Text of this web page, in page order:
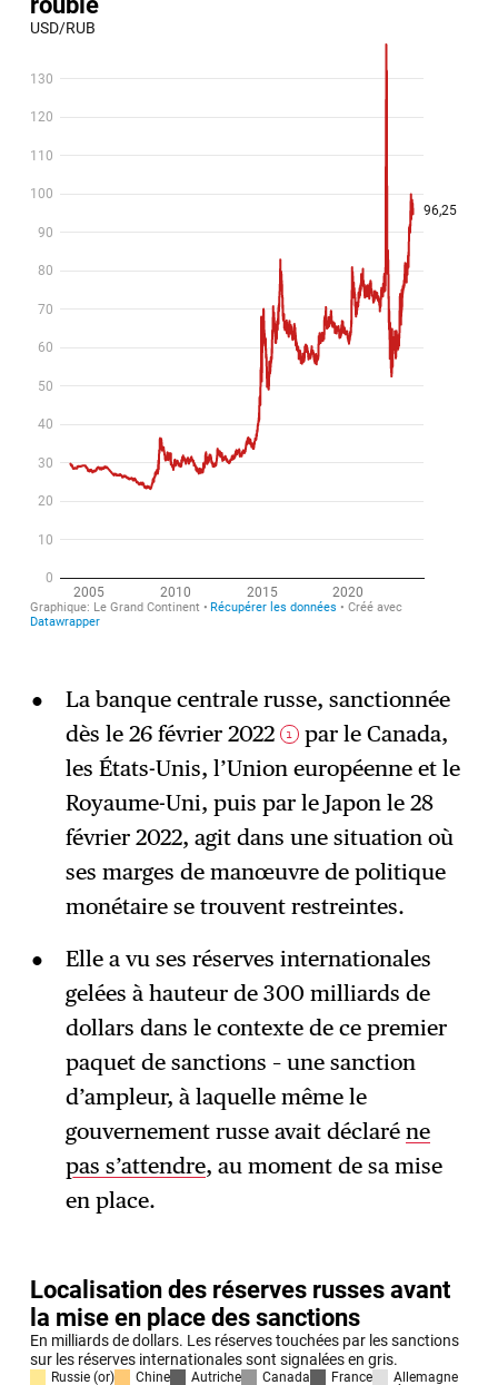
La banque centrale russe, sanctionnée
dès le 26 février 2022
1 par le Canada,
les États-Unis, l’Union européenne et le
Royaume-Uni, puis par le Japon le 28
février 2022, agit dans une situation où
ses marges de manœuvre de politique
monétaire se trouvent restreintes.
Elle a vu ses réserves internationales
gelées à hauteur de 300 milliards de
dollars dans le contexte de ce premier
paquet de sanctions – une sanction
d’ampleur, à laquelle même le
gouvernement russe avait déclaré ne
pas s’attendre, au moment de sa mise
en place.